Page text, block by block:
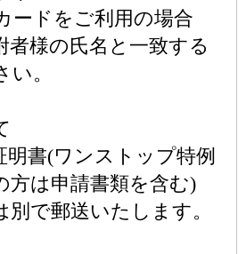
ードをご利用の場合
者様の氏名と一致する
。
明書(ワンストップ特例
方は申請書類を含む)
別で郵送いたします。